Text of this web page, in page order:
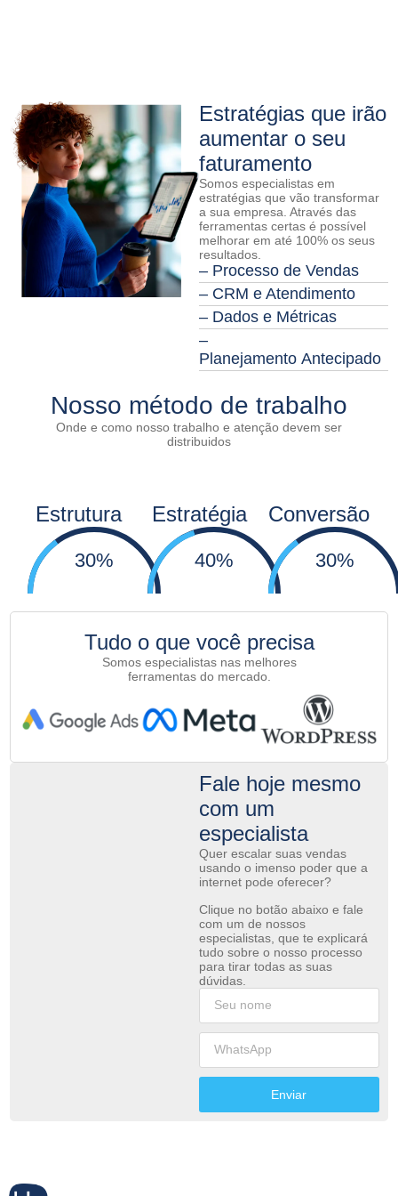
Estratégias que irão
aumentar o seu
faturamento
Somos especialistas em
estratégias que vão transformar
a sua empresa. Através das
ferramentas certas é possível
melhorar em até 100% os seus
resultados.
– Processo de Vendas
– CRM e Atendimento
– Dados e Métricas
–
Planejamento Antecipado
Nosso método de trabalho
Onde e como nosso trabalho e atenção devem ser
distribuidos
Estrutura
30%
Estratégia
40%
Conversão
30%
Tudo o que você precisa
Somos especialistas nas melhores
ferramentas do mercado.
Fale hoje mesmo
com um
especialista
Quer escalar suas vendas
usando o imenso poder que a
internet pode oferecer?
Clique no botão abaixo e fale
com um de nossos
especialistas, que te explicará
tudo sobre o nosso processo
para tirar todas as suas
dúvidas.
Enviar